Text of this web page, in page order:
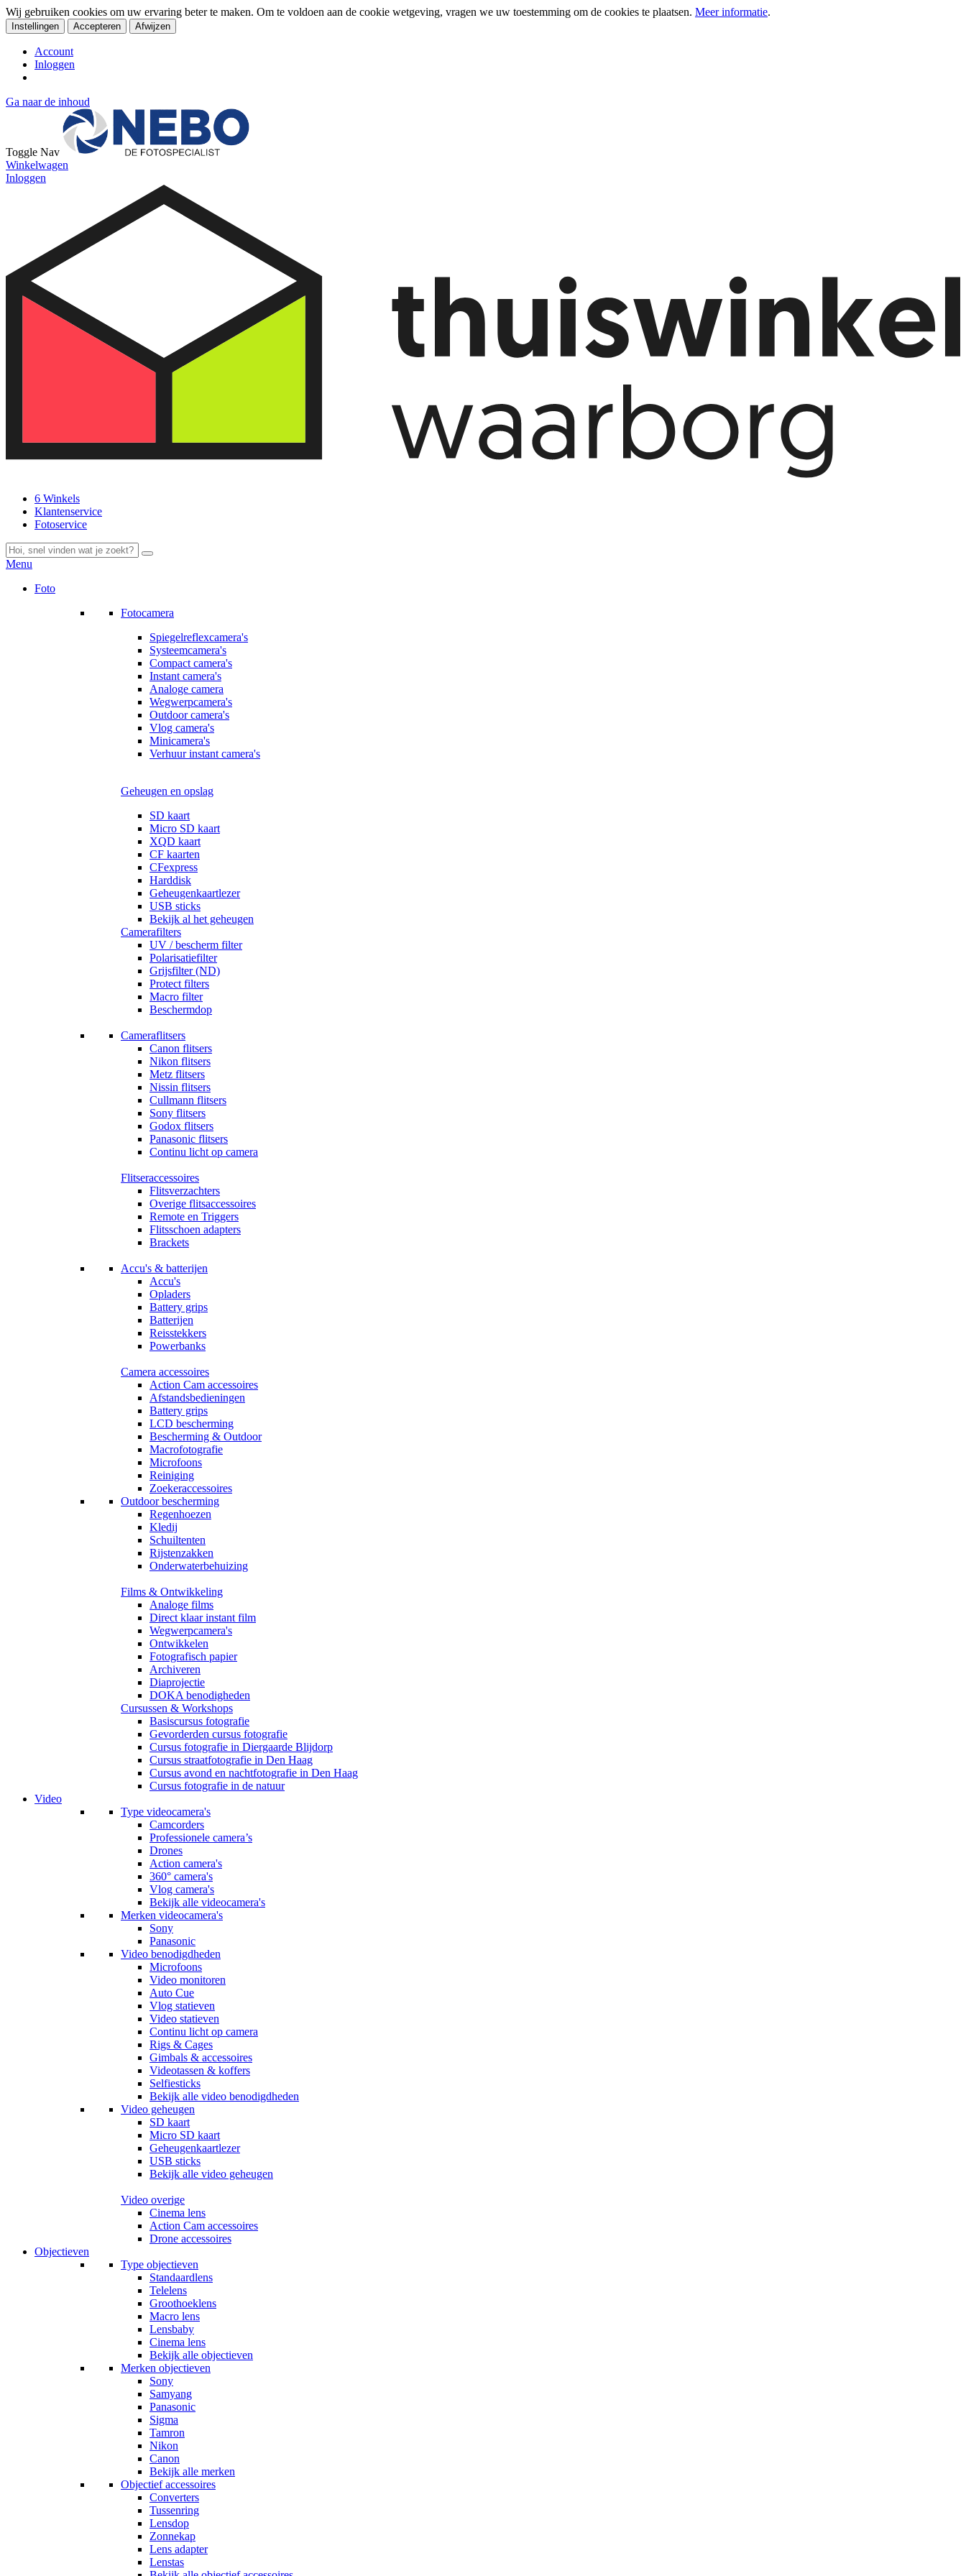
Wij gebruiken cookies om uw ervaring beter te maken. Om te voldoen aan de cookie wetgeving, vragen we uw toestemming om de cookies te plaatsen. Meer informatie.
Instellingen Accepteren Afwijzen
Account
Inloggen
Ga naar de inhoud
Toggle Nav
Winkelwagen
Inloggen
6 Winkels
Klantenservice
Fotoservice
Menu
Foto
Fotocamera
Spiegelreflexcamera's
Systeemcamera's
Compact camera's
Instant camera's
Analoge camera
Wegwerpcamera's
Outdoor camera's
Vlog camera's
Minicamera's
Verhuur instant camera's
Geheugen en opslag
SD kaart
Micro SD kaart
XQD kaart
CF kaarten
CFexpress
Harddisk
Geheugenkaartlezer
USB sticks
Bekijk al het geheugen
Camerafilters
UV / bescherm filter
Polarisatiefilter
Grijsfilter (ND)
Protect filters
Macro filter
Beschermdop
Cameraflitsers
Canon flitsers
Nikon flitsers
Metz flitsers
Nissin flitsers
Cullmann flitsers
Sony flitsers
Godox flitsers
Panasonic flitsers
Continu licht op camera
Flitseraccessoires
Flitsverzachters
Overige flitsaccessoires
Remote en Triggers
Flitsschoen adapters
Brackets
Accu's & batterijen
Accu's
Opladers
Battery grips
Batterijen
Reisstekkers
Powerbanks
Camera accessoires
Action Cam accessoires
Afstandsbedieningen
Battery grips
LCD bescherming
Bescherming & Outdoor
Macrofotografie
Microfoons
Reiniging
Zoekeraccessoires
Outdoor bescherming
Regenhoezen
Kledij
Schuiltenten
Rijstenzakken
Onderwaterbehuizing
Films & Ontwikkeling
Analoge films
Direct klaar instant film
Wegwerpcamera's
Ontwikkelen
Fotografisch papier
Archiveren
Diaprojectie
DOKA benodigheden
Cursussen & Workshops
Basiscursus fotografie
Gevorderden cursus fotografie
Cursus fotografie in Diergaarde Blijdorp
Cursus straatfotografie in Den Haag
Cursus avond en nachtfotografie in Den Haag
Cursus fotografie in de natuur
Video
Type videocamera's
Camcorders
Professionele camera’s
Drones
Action camera's
360° camera's
Vlog camera's
Bekijk alle videocamera's
Merken videocamera's
Sony
Panasonic
Video benodigdheden
Microfoons
Video monitoren
Auto Cue
Vlog statieven
Video statieven
Continu licht op camera
Rigs & Cages
Gimbals & accessoires
Videotassen & koffers
Selfiesticks
Bekijk alle video benodigdheden
Video geheugen
SD kaart
Micro SD kaart
Geheugenkaartlezer
USB sticks
Bekijk alle video geheugen
Video overige
Cinema lens
Action Cam accessoires
Drone accessoires
Objectieven
Type objectieven
Standaardlens
Telelens
Groothoeklens
Macro lens
Lensbaby
Cinema lens
Bekijk alle objectieven
Merken objectieven
Sony
Samyang
Panasonic
Sigma
Tamron
Nikon
Canon
Bekijk alle merken
Objectief accessoires
Converters
Tussenring
Lensdop
Zonnekap
Lens adapter
Lenstas